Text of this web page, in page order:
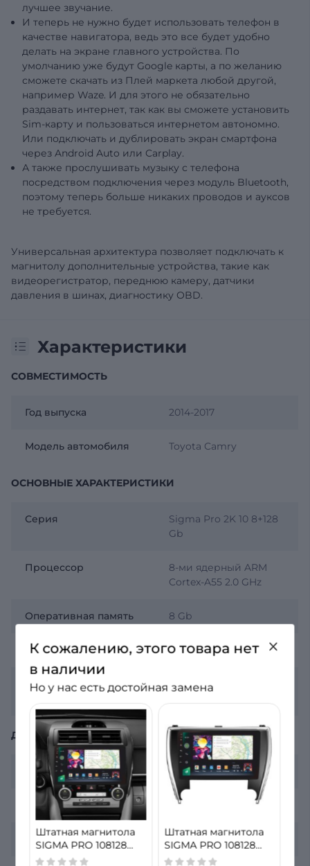
лучшее звучание.
И теперь не нужно будет использовать телефон в
качестве навигатора, ведь это все будет удобно
делать на экране главного устройства. По
умолчанию уже будут Google карты, а по желанию
сможете скачать из Плей маркета любой другой,
например Waze. И для этого не обязательно
раздавать интернет, так как вы сможете установить
Sim-карту и пользоваться интернетом автономно.
Или подключать и дублировать экран смартфона
через Android Auto или Carplay.
А также прослушивать музыку с телефона
посредством подключения через модуль Bluetooth,
поэтому теперь больше никаких проводов и ауксов
не требуется.
Универсальная архитектура позволяет подключать к
магнитолу дополнительные устройства, такие как
видеорегистратор, переднюю камеру, датчики
давления в шинах, диагностику OBD.
Характеристики
СОВМЕСТИМОСТЬ
Год выпуска 2014-2017
Модель автомобиля Toyota Camry
ОСНОВНЫЕ ХАРАКТЕРИСТИКИ
Серия
Sigma Pro 2K 10 8+128
Gb
Процессор
8-ми ядерный ARM
Cortex-A55 2.0 GHz
Оперативная память 8 Gb
Встроенная память 128 Gb
Операционная
Android 12
ДИСПЛЕЙ
Разрешение 2К 2000х1200
Диагональ экрана 10 дюймов
Тип экрана QLED
К сожалению, этого товара нет
в наличии
Но у нас есть достойная замена
Штатная магнитола
SIGMA PRO 108128
ANDROID 12 8+128 Gb
Штатная магнитола
SIGMA PRO 108128
ANDROID 12 8+128 Gb